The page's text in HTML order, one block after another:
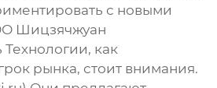
с новыми
Шицзячжуан
как
рынка, стоит внимания.